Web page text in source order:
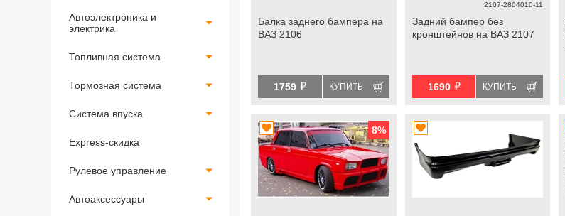
Автоэлектроника и
электрика
Топливная система
Тормозная система
Система впуска
Express-скидка
Рулевое управление
Автоаксессуары
Балка заднего бампера на
ВАЗ 2106
1759 й КУПИТЬ
2107-2804010-11
Задний бампер без
кронштейнов на ВАЗ 2107
1690 й КУПИТЬ
8%